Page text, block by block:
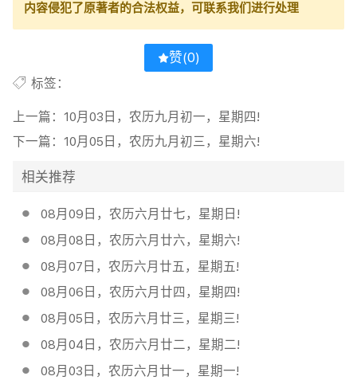
内容侵犯了原著者的合法权益，可联系我们进行处理
赞(0)
标签：
上一篇： 10月03日，农历九月初一，星期四!
下一篇： 10月05日，农历九月初三，星期六!
相关推荐
08月09日，农历六月廿七，星期日!
08月08日，农历六月廿六，星期六!
08月07日，农历六月廿五，星期五!
08月06日，农历六月廿四，星期四!
08月05日，农历六月廿三，星期三!
08月04日，农历六月廿二，星期二!
08月03日，农历六月廿一，星期一!